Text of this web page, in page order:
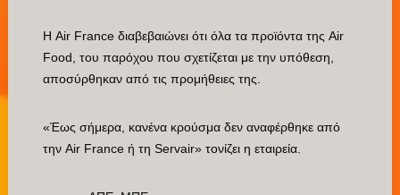
Η Air France διαβεβαιώνει ότι όλα τα προϊόντα της Air
Food, του παρόχου που σχετίζεται με την υπόθεση,
αποσύρθηκαν από τις προμήθειες της.
«Έως σήμερα, κανένα κρούσμα δεν αναφέρθηκε από
την Air France ή τη Servair» τονίζει η εταιρεία.